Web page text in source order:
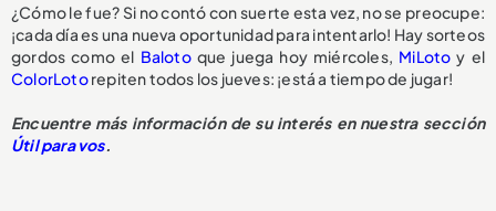
¿Cómo le fue? Si no contó con suerte esta vez, no se preocupe:
¡cada día es una nueva oportunidad para intentarlo! Hay sorteos
gordos como el Balotoque juega hoy miércoles, MiLoto y el
ColorLotorepiten todos los jueves: ¡está a tiempo de jugar!
Encuentre más información de su interés en nuestra sección
Útil para vos.